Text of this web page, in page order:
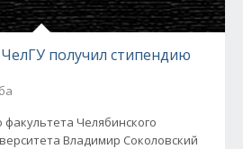
получил стипендию
Челябинского
Владимир Соколовский